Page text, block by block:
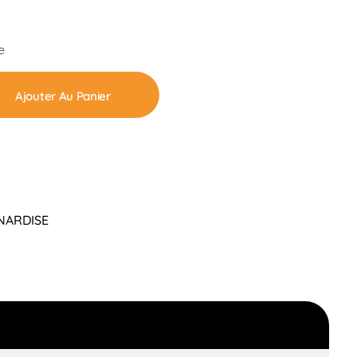
Ajouter Au Panier